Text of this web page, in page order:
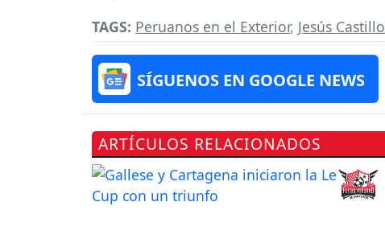
TAGS: Peruanos en el Exterior, Jesús Castillo
SÍGUENOS EN GOOGLE NEWS
ARTÍCULOS RELACIONADOS